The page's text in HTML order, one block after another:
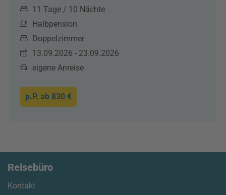
11 Tage / 10 Nächte
Halbpension
Doppelzimmer
13.09.2026 - 23.09.2026
eigene Anreise
p.P. ab 830 €
Reisebüro
Kontakt